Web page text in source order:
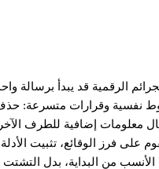
الرقمية قد يبدأ برسالة
نفسية وقرارات متسرعة:
معلومات إضافية للطرف
على فرز الوقائع، تثبيت
الأنسب من البداية، بدل